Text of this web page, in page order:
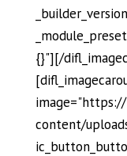
{}"][/
content/